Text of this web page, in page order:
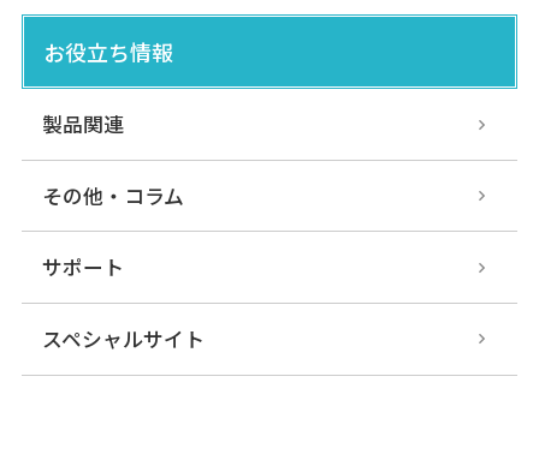
お役立ち情報
製品関連
その他・コラム
サポート
スペシャルサイト